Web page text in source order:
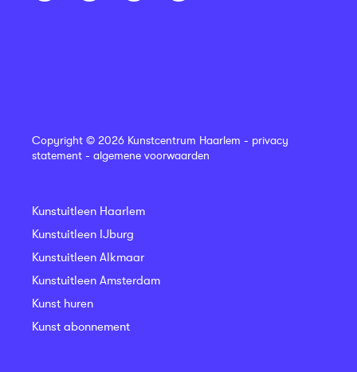
Copyright © 2026 Kunstcentrum Haarlem - privacy
statement - algemene voorwaarden
Kunstuitleen Haarlem
Kunstuitleen IJburg
Kunstuitleen Alkmaar
Kunstuitleen Amsterdam
Kunst huren
Kunst abonnement